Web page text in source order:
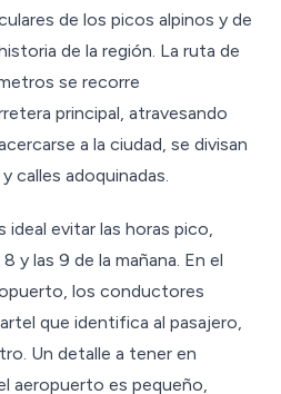
de los picos alpinos y de
de la región. La ruta de
se recorre
principal, atravesando
a la ciudad, se divisan
calles adoquinadas.
ideal evitar las horas pico,
y las 9 de la mañana. En el
los conductores
que identifica al pasajero,
Un detalle a tener en
aeropuerto es pequeño,